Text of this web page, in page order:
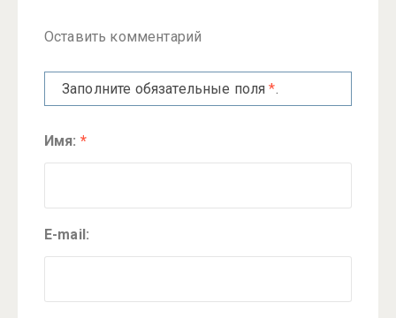
Оставить комментарий
Заполните обязательные поля*.
Имя: *
E-mail: